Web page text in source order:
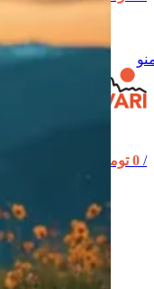
/
0 تومان